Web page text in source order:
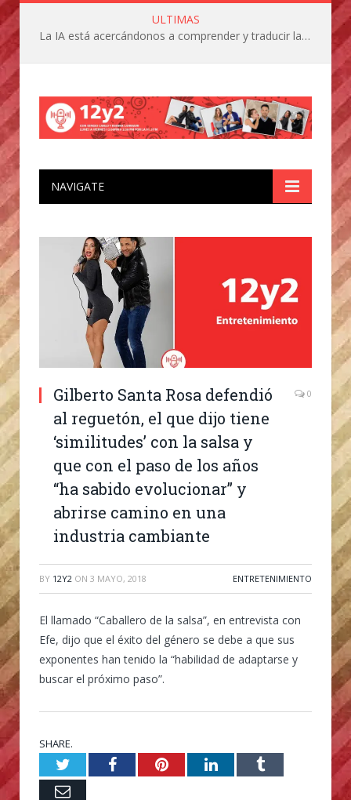
ULTIMAS
La IA está acercándonos a comprender y traducir las vocalizaciones y comportamientos de nuestras mascotas
NAVIGATE
Gilberto Santa Rosa defendió
al reguetón, el que dijo tiene
‘similitudes’ con la salsa y
que con el paso de los años
“ha sabido evolucionar” y
abrirse camino en una
industria cambiante
0
BY 12Y2 ON 3 MAYO, 2018 ENTRETENIMIENTO
El llamado “Caballero de la salsa”, en entrevista con
Efe, dijo que el éxito del género se debe a que sus
exponentes han tenido la “habilidad de adaptarse y
buscar el próximo paso”.
SHARE.
TwitterFacebookPinterestLinkedInTumblr
Email